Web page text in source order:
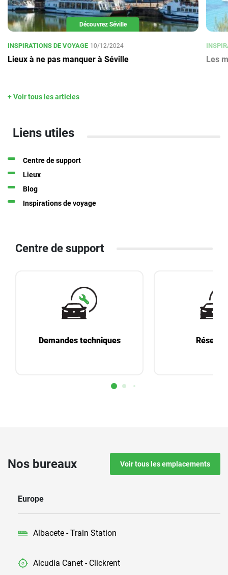
Découvrez Séville
INSPIRATIONS DE VOYAGE 10/12/2024
Lieux à ne pas manquer à Séville Les
+ Voir tous les articles
Liens utiles
Centre de support
Lieux
Blog
Inspirations de voyage
Centre de support
Demandes techniques
Nos bureaux Voir tous les emplacements
Europe
Albacete - Train Station
Alcudia Canet - Clickrent